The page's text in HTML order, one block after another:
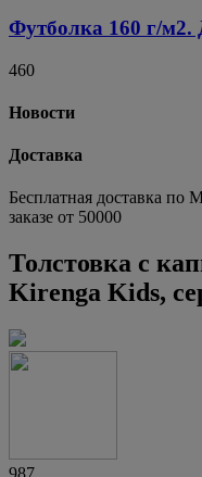
Футболка 160 г/м2.
460
Новости
Доставка
Бесплатная доставка
заказе от 50000
Толстовка с
Kirenga Kids,